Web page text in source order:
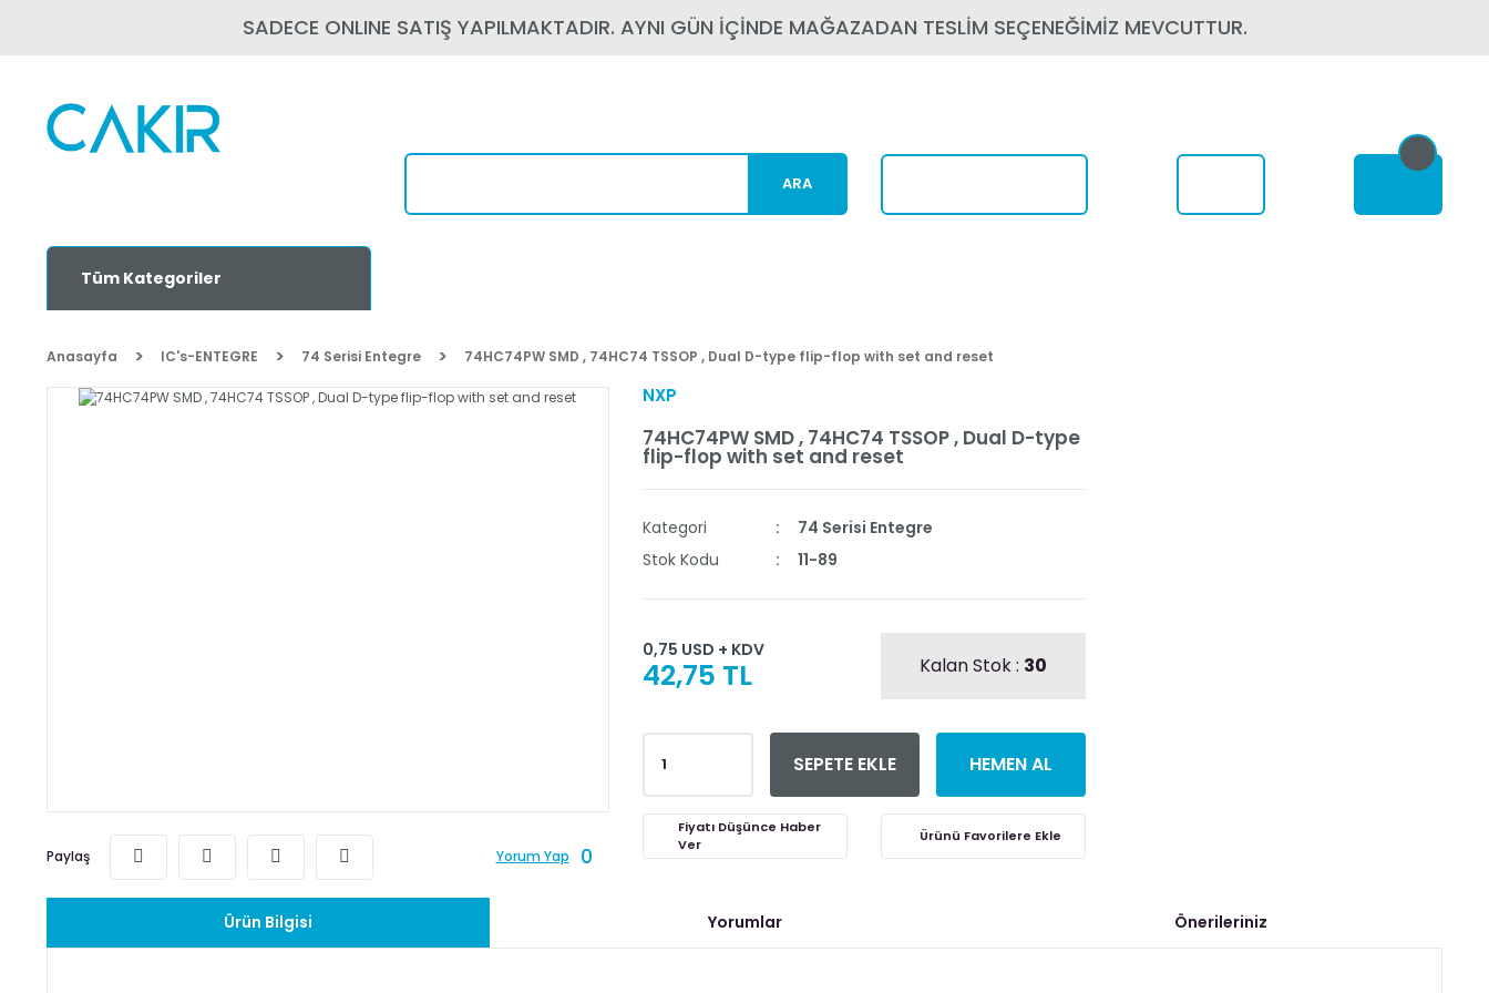
SADECE ONLINE SATIŞ YAPILMAKTADIR. AYNI GÜN İÇİNDE MAĞAZADAN TESLİM SEÇENEĞİMİZ MEVCUTTUR.
ARA
Tüm Kategoriler
Anasayfa IC's-ENTEGRE 74 Serisi Entegre 74HC74PW SMD , 74HC74 TSSOP , Dual D-type flip-flop with set and reset
Paylaş Yorum Yap 0
NXP
74HC74PW SMD , 74HC74 TSSOP , Dual D-type
flip-flop with set and reset
Kategori
74 Serisi Entegre
Stok Kodu
11-89
0,75 USD + KDV
42,75 TL Kalan Stok : 30
SEPETE EKLE HEMEN AL
Fiyatı Düşünce Haber
Ver
Ürün Bilgisi Yorumlar Önerileriniz